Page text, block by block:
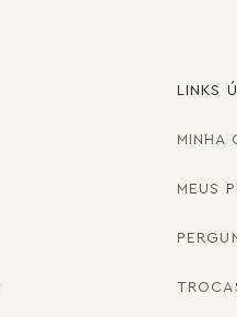
LINKS
MINHA
MEUS